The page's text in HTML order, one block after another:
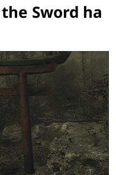
Sword ha